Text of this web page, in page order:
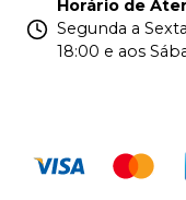
Horário de
Segunda a
18:00 e aos